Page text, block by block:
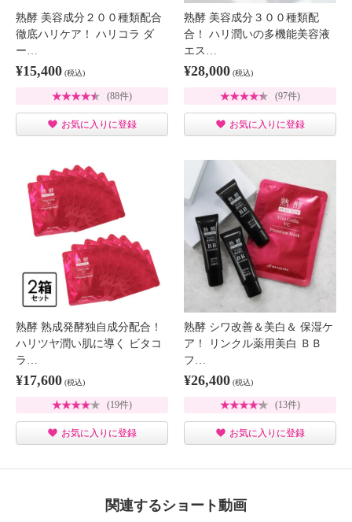
熟酵 美容成分２００種類配合
徹底ハリケア！ ハリコラ ダ
ー…
¥15,400 (税込)
(88件)
お気に入りに登録
熟酵 美容成分３００種類配
合！ ハリ潤いの多機能美容液
エス…
¥28,000 (税込)
(97件)
お気に入りに登録
熟酵 熟成発酵独自成分配合！
ハリツヤ潤い肌に導く ビタコ
ラ…
¥17,600 (税込)
(19件)
お気に入りに登録
熟酵 シワ改善＆美白＆ 保湿ケ
ア！ リンクル薬用美白 ＢＢ
フ…
¥26,400 (税込)
(13件)
お気に入りに登録
関連するショート動画